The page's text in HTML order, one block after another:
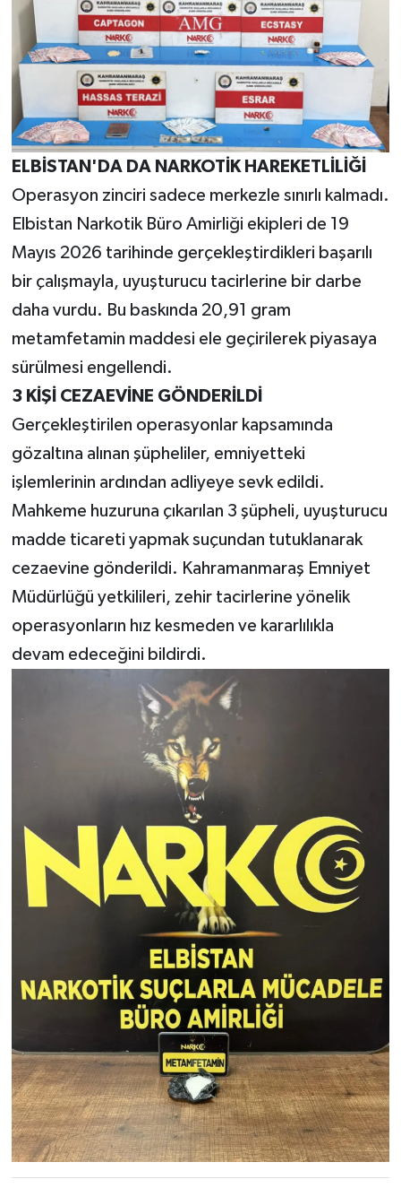
ELBİSTAN'DA DA NARKOTİK HAREKETLİLİĞİ
Operasyon zinciri sadece merkezle sınırlı kalmadı.
Elbistan Narkotik Büro Amirliği ekipleri de 19
Mayıs 2026 tarihinde gerçekleştirdikleri başarılı
bir çalışmayla, uyuşturucu tacirlerine bir darbe
daha vurdu. Bu baskında 20,91 gram
metamfetamin maddesi ele geçirilerek piyasaya
sürülmesi engellendi.
3 KİŞİ CEZAEVİNE GÖNDERİLDİ
Gerçekleştirilen operasyonlar kapsamında
gözaltına alınan şüpheliler, emniyetteki
işlemlerinin ardından adliyeye sevk edildi.
Mahkeme huzuruna çıkarılan 3 şüpheli, uyuşturucu
madde ticareti yapmak suçundan tutuklanarak
cezaevine gönderildi. Kahramanmaraş Emniyet
Müdürlüğü yetkilileri, zehir tacirlerine yönelik
operasyonların hız kesmeden ve kararlılıkla
devam edeceğini bildirdi.